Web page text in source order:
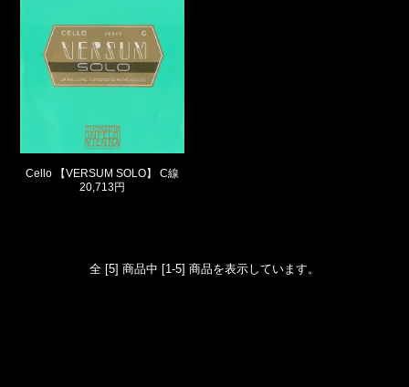
Cello 【VERSUM SOLO】 C線
20,713円
全 [5] 商品中 [1-5] 商品を表示しています。